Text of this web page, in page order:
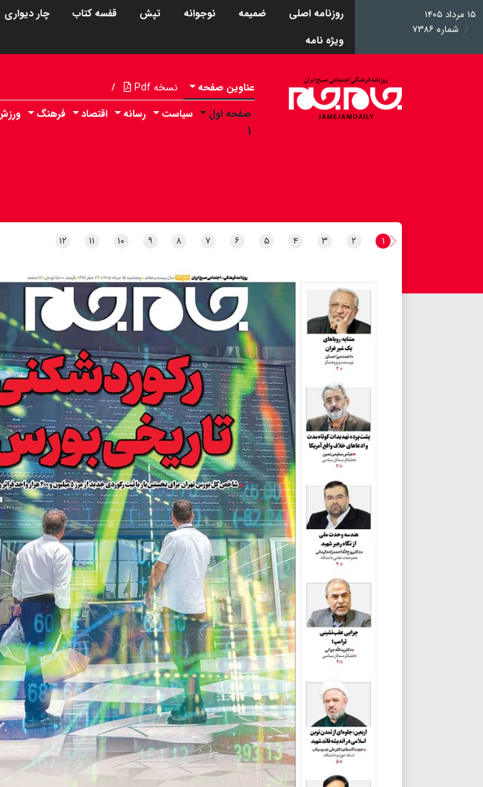
۱۵ مرداد ۱۴۰۵
شماره ۷۳۸۶
روزنامه اصلی ضمیمه نوجوانه تپش قفسه کتاب چار دیواری
ویژه نامه
عناوین صفحه نسخه Pdf /
صفحه اول
۱
سیاست رسانه اقتصاد فرهنگ
۱ ۲ ۳ ۴ ۵ ۶ ۷ ۸ ۹ ۱۰ ۱۱ ۱۲